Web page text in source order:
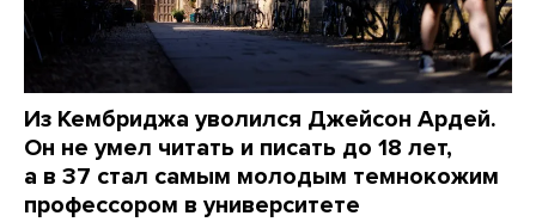
Из Кембриджа уволился Джейсон Ардей.
Он не умел читать и писать до 18 лет,
а в 37 стал самым молодым темнокожим
профессором в университете